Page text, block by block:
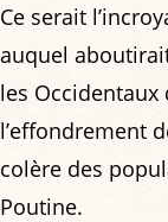
Ce serait
auquel
les
l’effondrement
colère des
Poutine.